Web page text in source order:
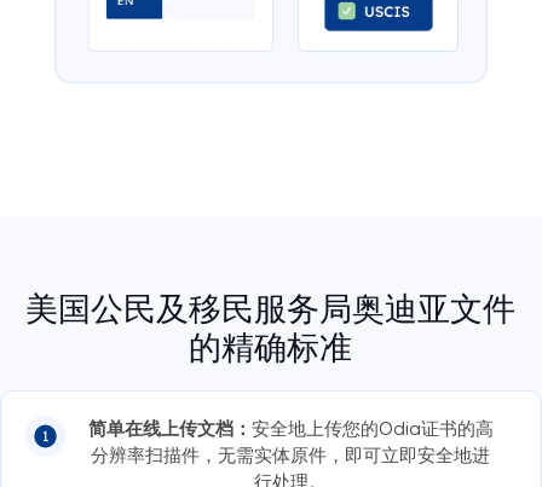
美国公民及移民服务局奥迪亚文件
的精确标准
简单在线上传文档： 安全地上传您的Odia证书的高
分辨率扫描件，无需实体原件，即可立即安全地进
行处理。